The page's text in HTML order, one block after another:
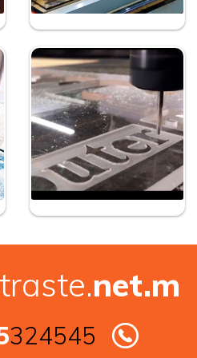
net.m
324545